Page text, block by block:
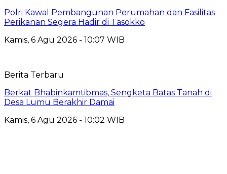
Polri Kawal Pembangunan Perumahan dan Fasilitas
Perikanan Segera Hadir di Tasokko
Kamis, 6 Agu 2026 - 10:07 WIB
Berita Terbaru
Berkat Bhabinkamtibmas, Sengketa Batas Tanah di
Desa Lumu Berakhir Damai
Kamis, 6 Agu 2026 - 10:02 WIB